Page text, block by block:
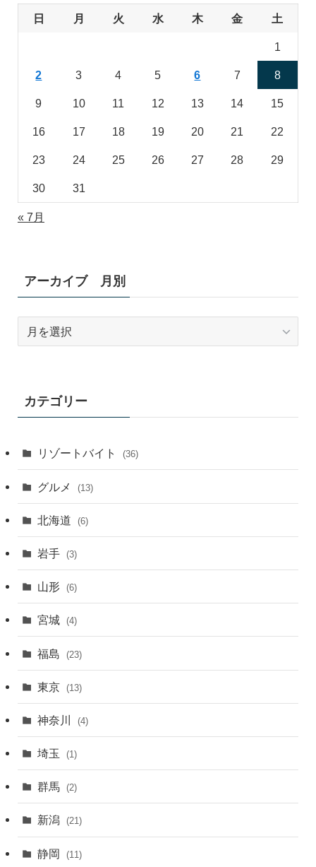
日 月 火 水 木 金 土
1
2 3 4 5 6 7 8
9 10 11 12 13 14 15
16 17 18 19 20 21 22
23 24 25 26 27 28 29
30 31
« 7月
アーカイブ 月別
ブ
カテゴリー
リゾートバイト (36)
グルメ (13)
北海道 (6)
岩手 (3)
山形 (6)
宮城 (4)
福島 (23)
東京 (13)
神奈川 (4)
埼玉 (1)
群馬 (2)
新潟 (21)
静岡 (11)